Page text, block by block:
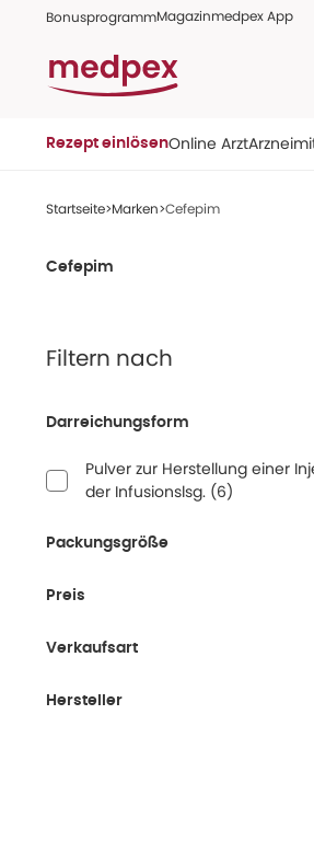
BonusprogrammMagazinmedpex App
Rezept einlösenOnline Arzt
Startseite Marken Cefepim
Cefepim
Filtern nach
Darreichungsform
Pulver zur Herstellung einer
der Infusionslsg. (6)
Packungsgröße
Preis
Verkaufsart
Hersteller